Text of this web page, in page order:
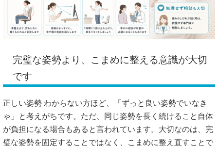
完璧な姿勢より、こまめに整える意識が大切
です
正しい姿勢 わからない方ほど、「ずっと良い姿勢でいなき
ゃ」と考えがちです。ただ、同じ姿勢を長く続けること自体
が負担になる場合もあると言われています。大切なのは、完
璧な姿勢を固定することではなく、こまめに整え直すことで